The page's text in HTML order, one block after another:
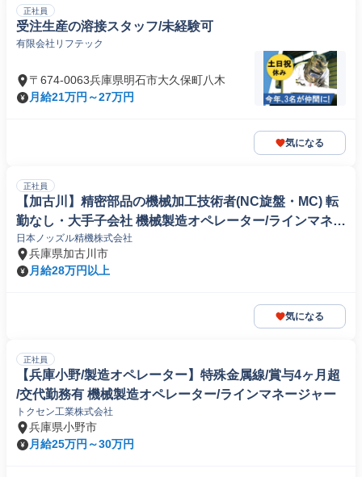
正社員
受注生産の溶接スタッフ/未経験可
有限会社リフテック
〒674-0063兵庫県明石市大久保町八木
月給21万円～27万円
気になる
正社員
【加古川】精密部品の機械加工技術者(NC旋盤・MC) 転
勤なし・大手子会社 機械製造オペレーター/ラインマネー
ジャー
日本ノッズル精機株式会社
兵庫県加古川市
月給28万円以上
気になる
正社員
【兵庫小野/製造オペレーター】特殊金属線/賞与4ヶ月超
/交代勤務有 機械製造オペレーター/ラインマネージャー
トクセン工業株式会社
兵庫県小野市
月給25万円～30万円